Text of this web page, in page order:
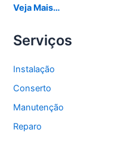
Veja Mais…
Serviços
Instalação
Conserto
Manutenção
Reparo